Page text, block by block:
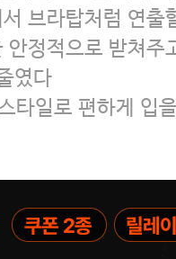
브라탑처럼 연출
안정적으로 받쳐주
였다
타일로 편하게 입